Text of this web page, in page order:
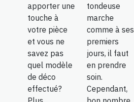
apporter une
touche à
votre pièce
et vous ne
savez pas
quel modèle
de déco
effectué?
tondeuse
marche
comme à ses
premiers
jours, il faut
en prendre
soin.
Cependant,